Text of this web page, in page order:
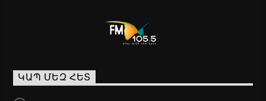
ԿԱՊ ՄԵԶ ՀԵՏ